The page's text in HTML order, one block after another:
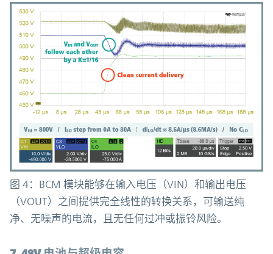
图 4：BCM 模块能够在输入电压（VIN）和输出电压
（VOUT）之间提供完全线性的转换关系，可输送纯
净、无噪声的电流，且无任何过冲或振铃风险。